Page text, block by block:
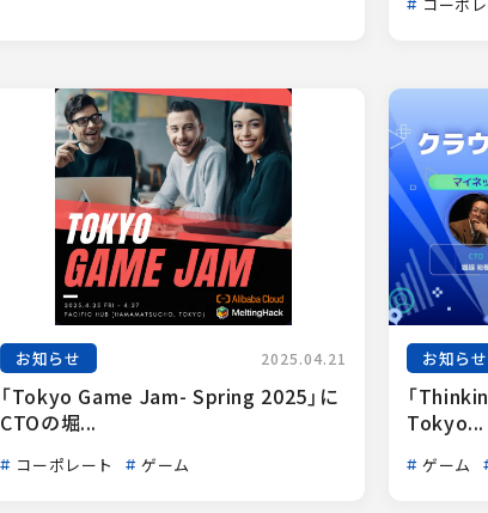
お知らせ 2025.04.21
「Tokyo Game Jam- Spring 2025」に
CTOの堀...
コーポレート ゲーム
お知らせ
「
Tokyo...
ゲーム